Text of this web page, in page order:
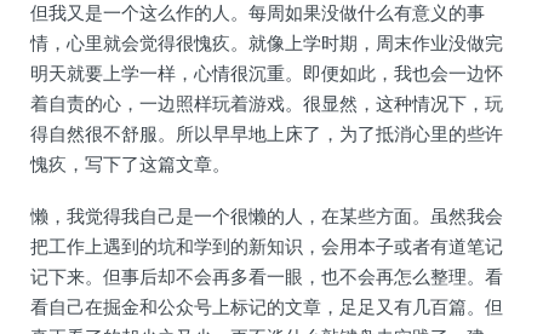
但我又是一个这么作的人。每周如果没做什么有意义的事
情，心里就会觉得很愧疚。就像上学时期，周末作业没做完
明天就要上学一样，心情很沉重。即便如此，我也会一边怀
着自责的心，一边照样玩着游戏。很显然，这种情况下，玩
得自然很不舒服。所以早早地上床了，为了抵消心里的些许
愧疚，写下了这篇文章。
懒，我觉得我自己是一个很懒的人，在某些方面。虽然我会
把工作上遇到的坑和学到的新知识，会用本子或者有道笔记
记下来。但事后却不会再多看一眼，也不会再怎么整理。看
看自己在掘金和公众号上标记的文章，足足又有几百篇。但